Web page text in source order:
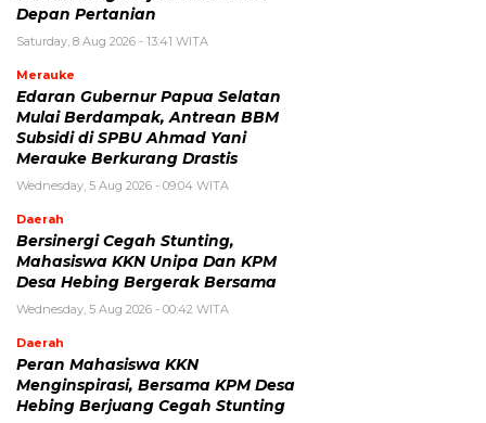
Depan Pertanian
Saturday, 8 Aug 2026 - 13:41 WITA
Merauke
Edaran Gubernur Papua Selatan
Mulai Berdampak, Antrean BBM
Subsidi di SPBU Ahmad Yani
Merauke Berkurang Drastis
Wednesday, 5 Aug 2026 - 09:04 WITA
Daerah
Bersinergi Cegah Stunting,
Mahasiswa KKN Unipa Dan KPM
Desa Hebing Bergerak Bersama
Wednesday, 5 Aug 2026 - 00:42 WITA
Daerah
Peran Mahasiswa KKN
Menginspirasi, Bersama KPM Desa
Hebing Berjuang Cegah Stunting